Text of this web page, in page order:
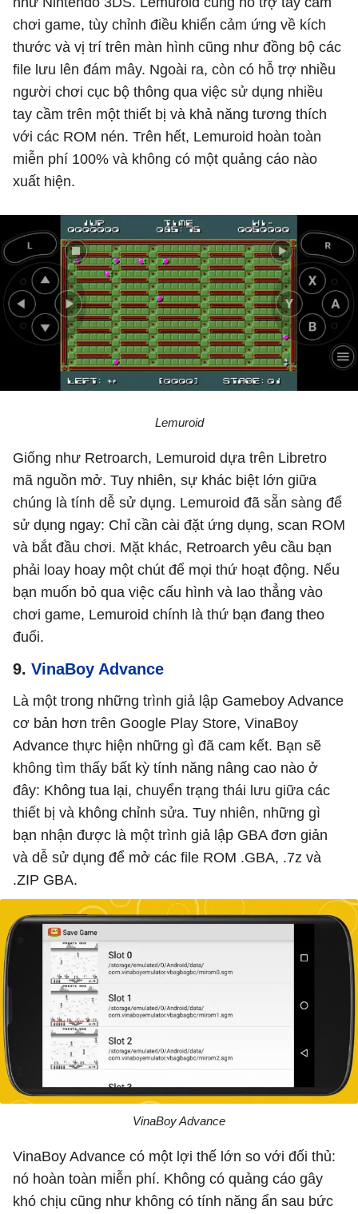
chơi game, tùy chỉnh điều khiển cảm ứng về kích
thước và vị trí trên màn hình cũng như đồng bộ các
file lưu lên đám mây. Ngoài ra, còn có hỗ trợ nhiều
người chơi cục bộ thông qua việc sử dụng nhiều
tay cầm trên một thiết bị và khả năng tương thích
với các ROM nén. Trên hết, Lemuroid hoàn toàn
miễn phí 100% và không có một quảng cáo nào
xuất hiện.
Lemuroid
Giống như Retroarch, Lemuroid dựa trên Libretro
mã nguồn mở. Tuy nhiên, sự khác biệt lớn giữa
chúng là tính dễ sử dụng. Lemuroid đã sẵn sàng để
sử dụng ngay: Chỉ cần cài đặt ứng dụng, scan ROM
và bắt đầu chơi. Mặt khác, Retroarch yêu cầu bạn
phải loay hoay một chút để mọi thứ hoạt động. Nếu
bạn muốn bỏ qua việc cấu hình và lao thẳng vào
chơi game, Lemuroid chính là thứ bạn đang theo
đuổi.
9. VinaBoy Advance
Là một trong những trình giả lập Gameboy Advance
cơ bản hơn trên Google Play Store, VinaBoy
Advance thực hiện những gì đã cam kết. Bạn sẽ
không tìm thấy bất kỳ tính năng nâng cao nào ở
đây: Không tua lại, chuyển trạng thái lưu giữa các
thiết bị và không chỉnh sửa. Tuy nhiên, những gì
bạn nhận được là một trình giả lập GBA đơn giản
và dễ sử dụng để mở các file ROM .GBA, .7z và
.ZIP GBA.
VinaBoy Advance
VinaBoy Advance có một lợi thế lớn so với đối thủ:
nó hoàn toàn miễn phí. Không có quảng cáo gây
khó chịu cũng như không có tính năng ẩn sau bức